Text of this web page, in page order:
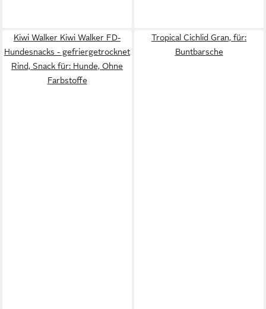
Kiwi Walker Kiwi Walker FD-
Hundesnacks - gefriergetrocknet
Rind, Snack für: Hunde, Ohne
Farbstoffe
Tropical Cichlid Gran, für:
Buntbarsche